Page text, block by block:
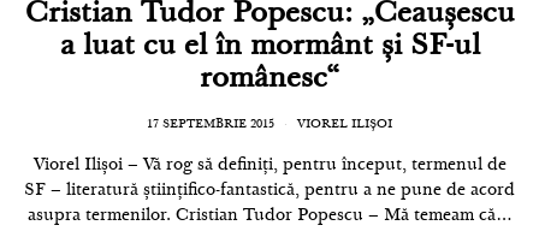
Cristian Tudor Popescu: „Ceaușescu
a luat cu el în mormânt și SF-ul
românesc“
17 SEPTEMBRIE 2015 VIOREL ILIȘOI
Viorel Ilișoi – Vă rog să definiți, pentru început, termenul de
SF – literatură științifico-fantastică, pentru a ne pune de acord
asupra termenilor. Cristian Tudor Popescu – Mă temeam că…